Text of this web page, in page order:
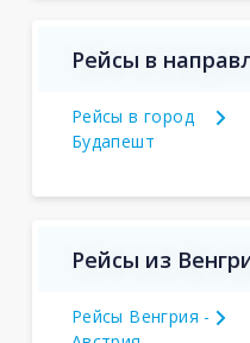
Рейсы в
Рейсы в город
Будапешт
Рейсы из
Рейсы Венгрия -